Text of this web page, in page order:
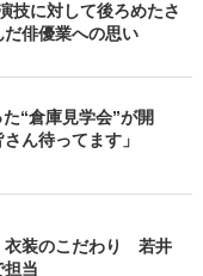
技に対して後ろめたさ
俳優業への思い
“倉庫見学会”が開
ん待ってます」
衣装のこだわり 若井
担当